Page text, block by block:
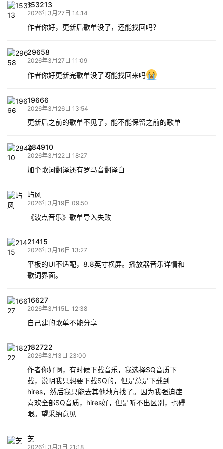
153213
2026年3月27日 14:14
作者你好，更新后歌单没了，还能找回吗？
29658
2026年3月27日 11:09
作者你好更新完歌单没了呀能找回来吗
19666
2026年3月26日 13:54
更新后之前的歌单不见了，能不能保留之前的歌单
284910
2026年3月22日 18:27
加个歌词翻译还有罗马音翻译白
屿风
2026年3月19日 09:50
《波点音乐》歌单导入失败
21415
2026年3月16日 13:27
平板的UI不适配，8.8英寸横屏。播放器音乐详情和
歌词界面。
16627
2026年3月15日 12:38
自己建的歌单不能分享
182722
2026年3月3日 23:00
作者你好啊，有时候下载音乐，我选择SQ音质下
载，说明我只想要下载SQ的，但是总是下载到
hires，然后我只能去其他地方找了。因为我强迫症
喜欢全部SQ音质，hires好，但是听不出区别，也碍
眼。望采纳意见
芝
2026年3月3日 21:18